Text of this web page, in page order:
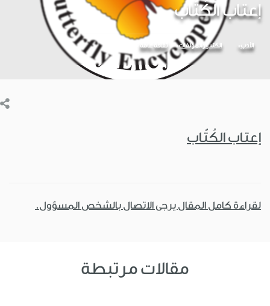
إعتاب الكُتّاب
الأدب الكتب والمؤلفات ثقافة عامة
إعتاب الكُتّاب
لقراءة كامل المقال يرجى الاتصال بالشخص المسؤول.
مقالات مرتبطة